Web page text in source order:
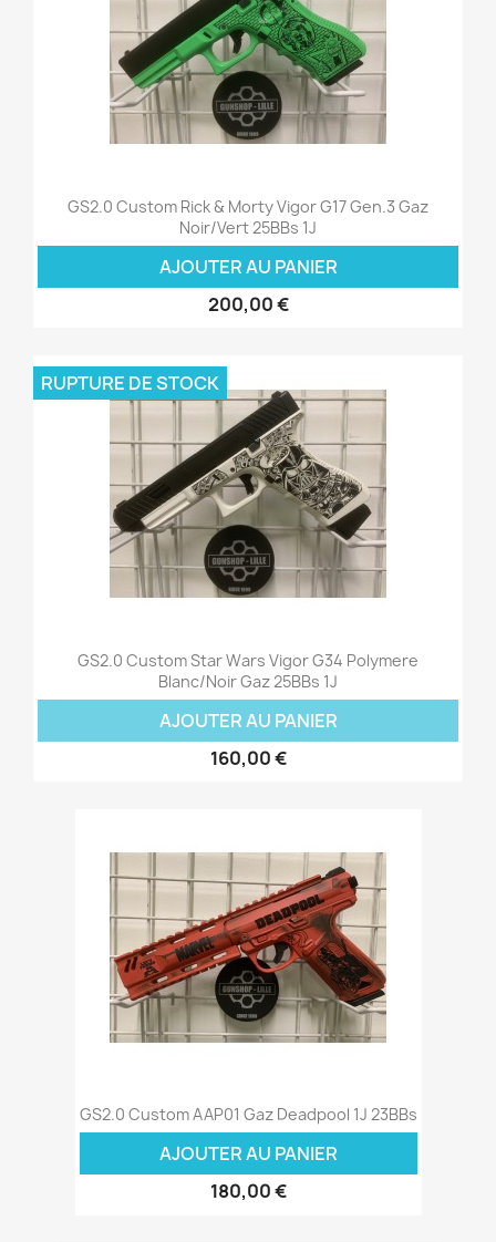
GS2.0 Custom Rick & Morty Vigor G17 Gen.3 Gaz
Noir/Vert 25BBs 1J
AJOUTER AU PANIER
200,00 €
GS2.0 Custom Star Wars Vigor G34 Polymere
Blanc/Noir Gaz 25BBs 1J
AJOUTER AU PANIER
160,00 €
RUPTURE DE STOCK
GS2.0 Custom AAP01 Gaz Deadpool 1J 23BBs
AJOUTER AU PANIER
180,00 €